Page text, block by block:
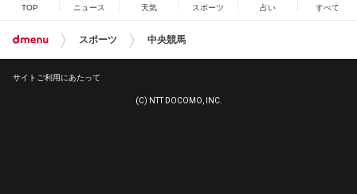
TOP ニュース 天気 スポーツ 占い すべて
スポーツ 中央競馬
サイトご利用にあたって
(C) NTT DOCOMO, INC.